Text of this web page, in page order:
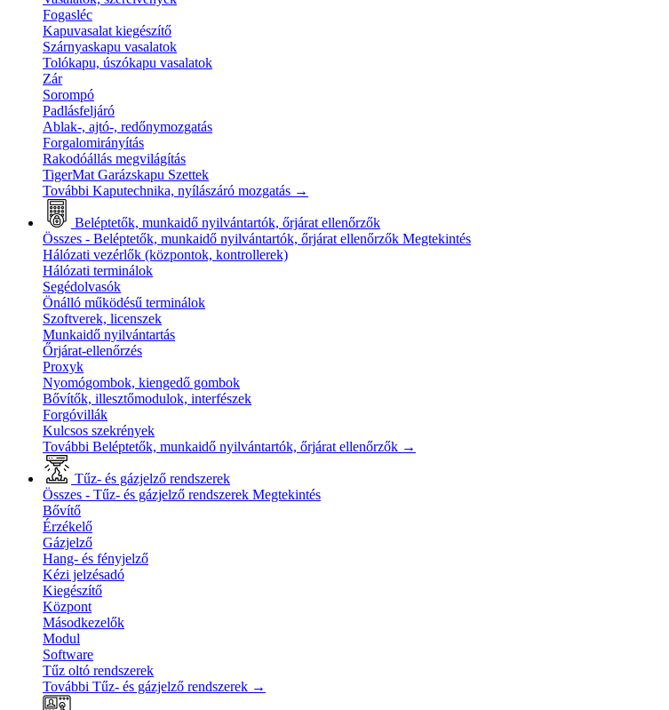
Fogasléc
Kapuvasalat kiegészítő
Szárnyaskapu vasalatok
Tolókapu, úszókapu vasalatok
Zár
Sorompó
Padlásfeljáró
Ablak-, ajtó-, redőnymozgatás
Forgalomirányítás
Rakodóállás megvilágítás
TigerMat Garázskapu Szettek
További Kaputechnika, nyílászáró mozgatás →
Beléptetők, munkaidő nyilvántartók, őrjárat ellenőrzők
Összes - Beléptetők, munkaidő nyilvántartók, őrjárat ellenőrzők Megtekintés
Hálózati vezérlők (központok, kontrollerek)
Hálózati terminálok
Segédolvasók
Önálló működésű terminálok
Szoftverek, licenszek
Munkaidő nyilvántartás
Őrjárat-ellenőrzés
Proxyk
Nyomógombok, kiengedő gombok
Bővítők, illesztőmodulok, interfészek
Forgóvillák
Kulcsos szekrények
További Beléptetők, munkaidő nyilvántartók, őrjárat ellenőrzők →
Tűz- és gázjelző rendszerek
Összes - Tűz- és gázjelző rendszerek Megtekintés
Bővítő
Érzékelő
Gázjelző
Hang- és fényjelző
Kézi jelzésadó
Kiegészítő
Központ
Másodkezelők
Modul
Software
Tűz oltó rendszerek
További Tűz- és gázjelző rendszerek →